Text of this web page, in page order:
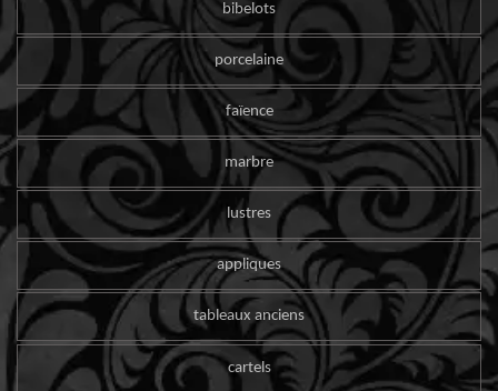
bibelots
porcelaine
faïence
marbre
lustres
appliques
tableaux anciens
cartels